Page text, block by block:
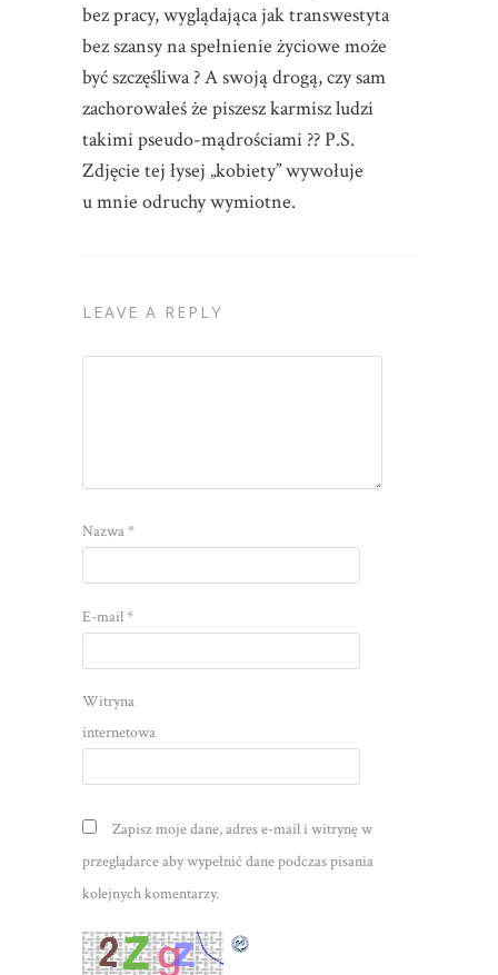
bez pracy, wyglądająca jak transwestyta
bez szansy na spełnienie życiowe może
być szczęśliwa ? A swoją drogą, czy sam
zachorowałeś że piszesz karmisz ludzi
takimi pseudo-mądrościami ?? P.S.
Zdjęcie tej łysej „kobiety” wywołuje
u mnie odruchy wymiotne.
LEAVE A REPLY
Nazwa*
E-mail*
Witryna
internetowa
Zapisz moje dane, adres e-mail i witrynę w
przeglądarce aby wypełnić dane podczas pisania
kolejnych komentarzy.